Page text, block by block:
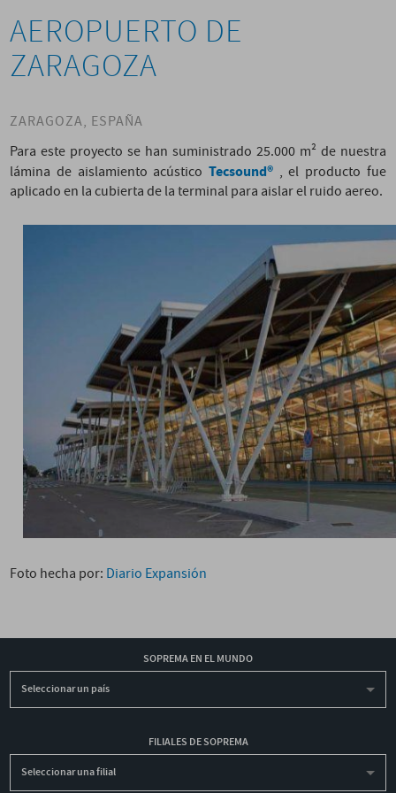
AEROPUERTO DE
ZARAGOZA
ZARAGOZA, ESPAÑA
Para este proyecto se han suministrado 25.000 m² de nuestra
lámina de aislamiento acústico Tecsound® , el producto fue
aplicado en la cubierta de la terminal para aislar el ruido aereo.
Foto hecha por: Diario Expansión
SOPREMA EN EL MUNDO
Seleccionar un país
FILIALES DE SOPREMA
Seleccionar una filial